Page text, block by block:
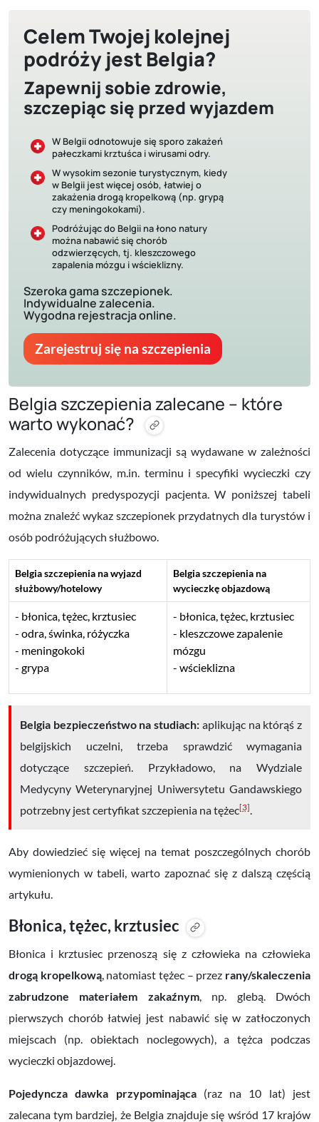
Celem Twojej kolejnej
podróży jest Belgia?
Zapewnij sobie zdrowie,
szczepiąc się przed wyjazdem
W Belgii odnotowuje się sporo zakażeń
pałeczkami krztuśca i wirusami odry.
W wysokim sezonie turystycznym, kiedy
w Belgii jest więcej osób, łatwiej o
zakażenia drogą kropelkową (np. grypą
czy meningokokami).
Podróżując do Belgii na łono natury
można nabawić się chorób
odzwierzęcych, tj. kleszczowego
zapalenia mózgu i wścieklizny.
Szeroka gama szczepionek.
Indywidualne zalecenia.
Wygodna rejestracja online.
Zarejestruj się na szczepienia
Belgia szczepienia zalecane – które
warto wykonać?
Zalecenia dotyczące immunizacji są wydawane w zależności
od wielu czynników, m.in. terminu i specyfiki wycieczki czy
indywidualnych predyspozycji pacjenta. W poniższej tabeli
można znaleźć wykaz szczepionek przydatnych dla turystów i
osób podróżujących służbowo.
Belgia szczepienia na wyjazd
służbowy/hotelowy
Belgia szczepienia na
wycieczkę objazdową
błonica, tężec, krztusiec
odra, świnka, różyczka
meningokoki
grypa
błonica, tężec, krztusiec
kleszczowe zapalenie
mózgu
wścieklizna
Belgia bezpieczeństwo na studiach: aplikując na którąś z
belgijskich uczelni, trzeba sprawdzić wymagania
dotyczące szczepień. Przykładowo, na Wydziale
Medycyny Weterynaryjnej Uniwersytetu Gandawskiego
potrzebny jest certyfikat szczepienia na tężec[3].
Aby dowiedzieć się więcej na temat poszczególnych chorób
wymienionych w tabeli, warto zapoznać się z dalszą częścią
artykułu.
Błonica, tężec, krztusiec
Błonica i krztusiec przenoszą się z człowieka na człowieka
drogą kropelkową, natomiast tężec – przez rany/skaleczenia
zabrudzone materiałem zakaźnym, np. glebą. Dwóch
pierwszych chorób łatwiej jest nabawić się w zatłoczonych
miejscach (np. obiektach noclegowych), a tężca podczas
wycieczki objazdowej.
Pojedyncza dawka przypominająca(raz na 10 lat) jest
zalecana tym bardziej, że Belgia znajduje się wśród 17 krajów